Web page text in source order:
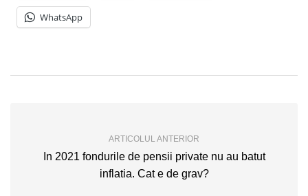
WhatsApp
ARTICOLUL ANTERIOR
In 2021 fondurile de pensii private nu au batut
inflatia. Cat e de grav?